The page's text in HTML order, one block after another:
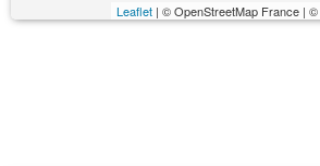
Leaflet | © OpenStreetMap France | ©